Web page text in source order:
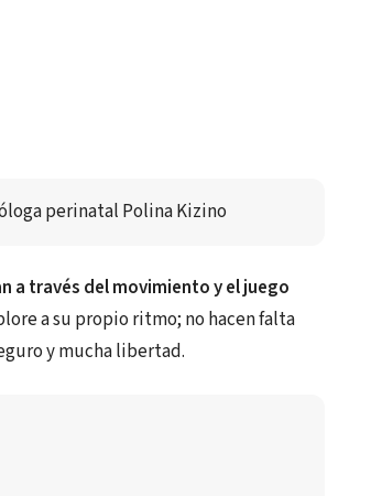
perinatal Polina Kizino
a través del movimiento y el juego
a su propio ritmo; no hacen falta
y mucha libertad.